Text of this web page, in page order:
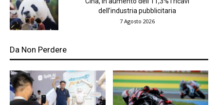
dell’industria pubblicitaria
7 Agosto 2026
Da Non Perdere